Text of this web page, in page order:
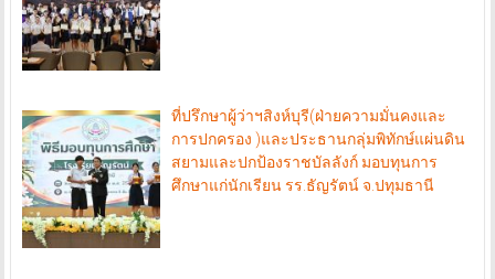
ที่ปรึกษาผู้ว่าฯสิงห์บุรี(ฝ่ายความมั่นคงและ
การปกครอง )และประธานกลุ่มพิทักษ์แผ่นดิน
สยามและปกป้องราชบัลลังก์ มอบทุนการ
ศึกษาแก่นักเรียน รร.ธัญรัตน์ จ.ปทุมธานี